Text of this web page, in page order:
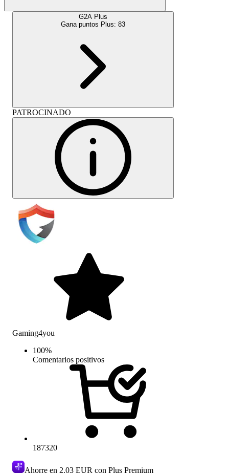
G2A Plus
Gana puntos Plus: 83
PATROCINADO
Gaming4you
100%
Comentarios positivos
187320
Ahorre en 2.03 EUR con Plus Premium